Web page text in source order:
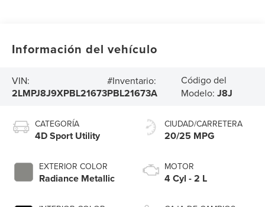
Información del vehículo
VIN:
2LMPJ8J9XPBL21673
#Inventario:
PBL21673A
Código del
Modelo: J8J
CATEGORÍA
4D Sport Utility
EXTERIOR COLOR
Radiance Metallic
CIUDAD/CARRETERA
20/25 MPG
MOTOR
4 Cyl - 2 L